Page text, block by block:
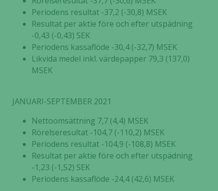
Periodens resultat -37,2 (-30,8) MSEK
Resultat per aktie före och efter utspädning
-0,43 (-0,43) SEK
Periodens kassaflöde -30,4 (-32,7) MSEK
Likvida medel inkl. värdepapper 79,3 (137,0)
MSEK
JANUARI-SEPTEMBER 2021
Nettoomsättning 7,7 (4,4) MSEK
Rörelseresultat -104,7 (-110,2) MSEK
Periodens resultat -104,9 (-108,8) MSEK
Resultat per aktie före och efter utspädning
-1,23 (-1,52) SEK
Periodens kassaflöde -24,4 (42,6) MSEK